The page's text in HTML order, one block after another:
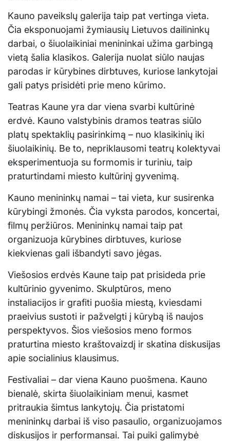
Kauno paveikslų galerija taip pat vertinga vieta.
Čia eksponuojami žymiausių Lietuvos dailininkų
darbai, o šiuolaikiniai menininkai užima garbingą
vietą šalia klasikos. Galerija nuolat siūlo naujas
parodas ir kūrybines dirbtuves, kuriose lankytojai
gali patys prisidėti prie meno kūrimo.
Teatras Kaune yra dar viena svarbi kultūrinė
erdvė. Kauno valstybinis dramos teatras siūlo
platų spektaklių pasirinkimą – nuo klasikinių iki
šiuolaikinių. Be to, nepriklausomi teatrų kolektyvai
eksperimentuoja su formomis ir turiniu, taip
praturtindami miesto kultūrinį gyvenimą.
Kauno menininkų namai – tai vieta, kur susirenka
kūrybingi žmonės. Čia vyksta parodos, koncertai,
filmų peržiūros. Menininkų namai taip pat
organizuoja kūrybines dirbtuves, kuriose
kiekvienas gali išbandyti savo jėgas.
Viešosios erdvės Kaune taip pat prisideda prie
kultūrinio gyvenimo. Skulptūros, meno
instaliacijos ir grafiti puošia miestą, kviesdami
praeivius sustoti ir pažvelgti į kūrybą iš naujos
perspektyvos. Šios viešosios meno formos
praturtina miesto kraštovaizdį ir skatina diskusijas
apie socialinius klausimus.
Festivaliai – dar viena Kauno puošmena. Kauno
bienalė, skirta šiuolaikiniam menui, kasmet
pritraukia šimtus lankytojų. Čia pristatomi
menininkų darbai iš viso pasaulio, organizuojamos
diskusijos ir performansai. Tai puiki galimybė